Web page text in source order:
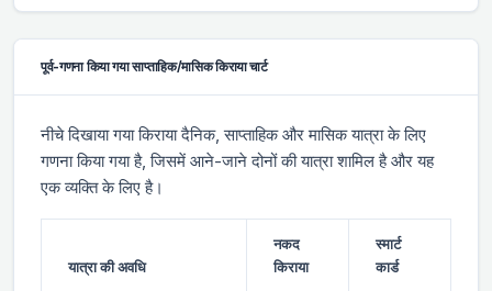
पूर्व-गणना किया गया साप्ताहिक/मासिक किराया चार्ट
नीचे दिखाया गया किराया दैनिक, साप्ताहिक और मासिक यात्रा के लिए
गणना किया गया है, जिसमें आने-जाने दोनों की यात्रा शामिल है और यह
एक व्यक्ति के लिए है।
यात्रा की अवधि
नकद
किराया
स्मार्ट
कार्ड